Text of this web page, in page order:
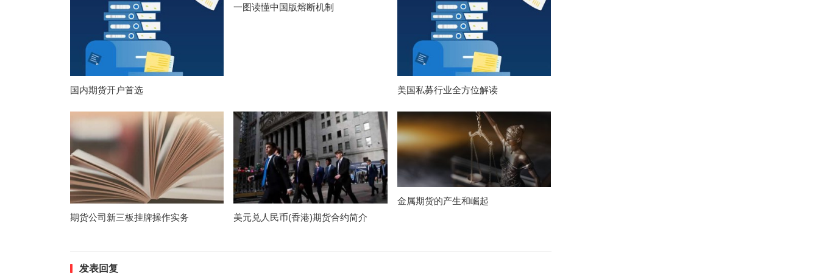
国内期货开户首选
一图读懂中国版熔断机制
美国私募行业全方位解读
期货公司新三板挂牌操作实务 美元兑人民币(香港)期货合约简介
金属期货的产生和崛起
发表回复